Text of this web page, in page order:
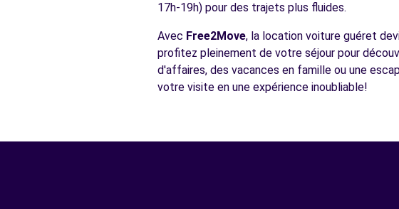
17h-19h) pour des trajets plus fluides.
Avec Free2Move, la location voiture guéret
profitez pleinement de votre séjour pour
d'affaires, des vacances en famille ou une
votre visite en une expérience inoubliable!